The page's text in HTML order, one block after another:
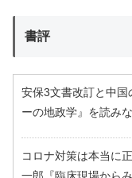
書評
安保3文書改訂と中
ーの地政学』を読み
コロナ対策は本当に